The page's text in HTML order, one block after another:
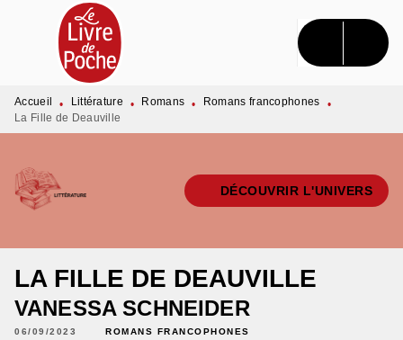
MENU RECHERCHE CONTENU
PIED DE PAGE
Accueil • Littérature • Romans • Romans francophones
•
La Fille de Deauville
DÉCOUVRIR L'UNIVERS
LA FILLE DE DEAUVILLE
VANESSA SCHNEIDER
06/09/2023 ROMANS FRANCOPHONES